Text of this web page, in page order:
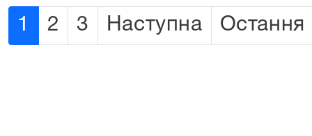
1 2 3 Наступна Остання